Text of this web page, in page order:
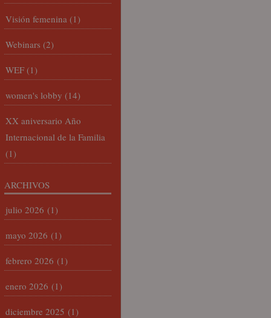
Visión femenina (1)
Webinars (2)
WEF (1)
women's lobby (14)
XX aniversario Año
Internacional de la Familia
(1)
ARCHIVOS
julio 2026 (1)
mayo 2026 (1)
febrero 2026 (1)
enero 2026 (1)
diciembre 2025 (1)